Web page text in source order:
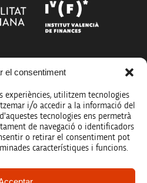
el consentiment
experiències, utilitzem tecnologies
i/o accedir a la informació del
tecnologies ens permetrà
de navegació o identificadors
o retirar el consentiment pot
característiques i funcions.
a la innovació